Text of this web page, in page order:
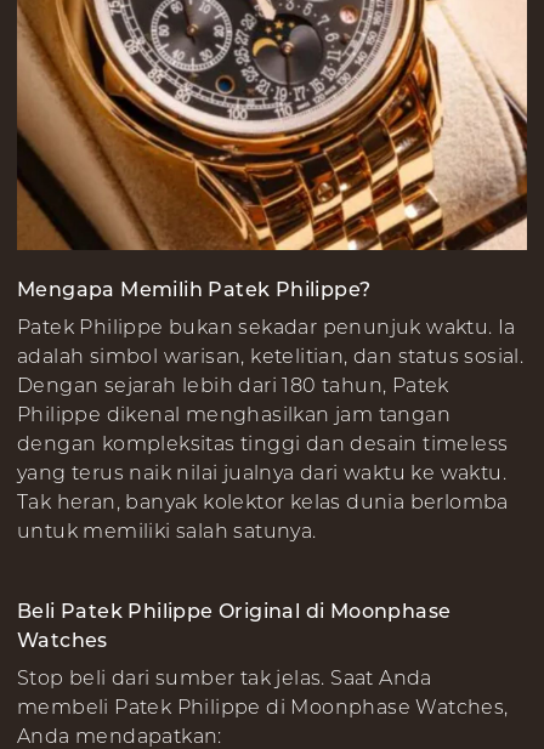
Mengapa Memilih Patek Philippe?
Patek Philippe bukan sekadar penunjuk waktu. Ia
adalah simbol warisan, ketelitian, dan status sosial.
Dengan sejarah lebih dari 180 tahun, Patek
Philippe dikenal menghasilkan jam tangan
dengan kompleksitas tinggi dan desain timeless
yang terus naik nilai jualnya dari waktu ke waktu.
Tak heran, banyak kolektor kelas dunia berlomba
untuk memiliki salah satunya.
Beli Patek Philippe Original di Moonphase
Watches
Stop beli dari sumber tak jelas. Saat Anda
membeli Patek Philippe di Moonphase Watches,
Anda mendapatkan: